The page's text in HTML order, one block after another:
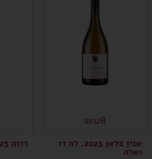
₪128
שנין בלאן 2023, לה דו
ואלה
רוזה 2025, רסברי בוש